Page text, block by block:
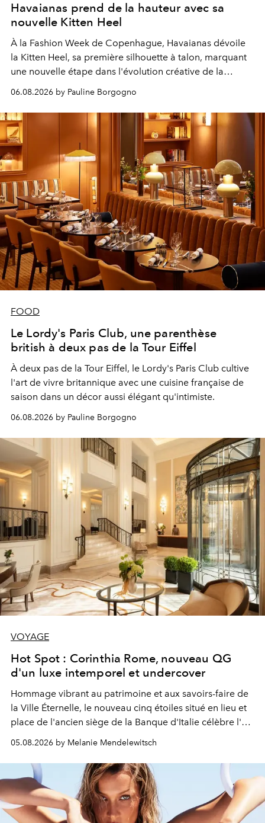
Havaianas prend de la hauteur avec sa
nouvelle Kitten Heel
À la Fashion Week de Copenhague, Havaianas dévoile
la Kitten Heel, sa première silhouette à talon, marquant
une nouvelle étape dans l'évolution créative de la
06.08.2026 by Pauline Borgogno
FOOD
Le Lordy's Paris Club, une parenthèse
british à deux pas de la Tour Eiffel
À deux pas de la Tour Eiffel, le Lordy's Paris Club cultive
l'art de vivre britannique avec une cuisine française de
saison dans un décor aussi élégant qu'intimiste.
06.08.2026 by Pauline Borgogno
VOYAGE
Hot Spot : Corinthia Rome, nouveau QG
d'un luxe intemporel et undercover
Hommage vibrant au patrimoine et aux savoirs-faire de
la Ville Éternelle, le nouveau cinq étoiles situé en lieu et
place de l'ancien siège de la Banque d'Italie célèbre l'art
de vivre Romain dans toute son élégance intemporelle.
05.08.2026 by Melanie Mendelewitsch